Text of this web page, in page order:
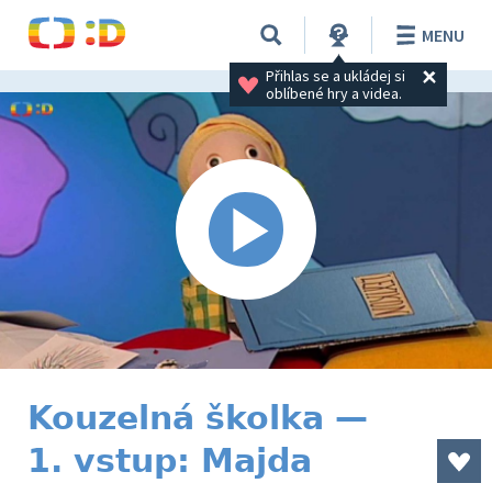
Přihlas se a ukládej si
oblíbené hry a videa.
MENU
Kouzelná školka —
1. vstup: Majda